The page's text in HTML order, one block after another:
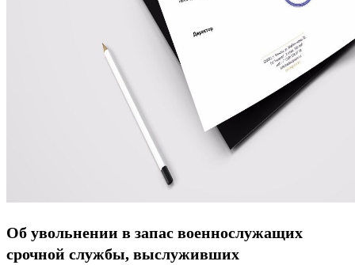
Об увольнении в запас военнослужащих
срочной службы, выслуживших